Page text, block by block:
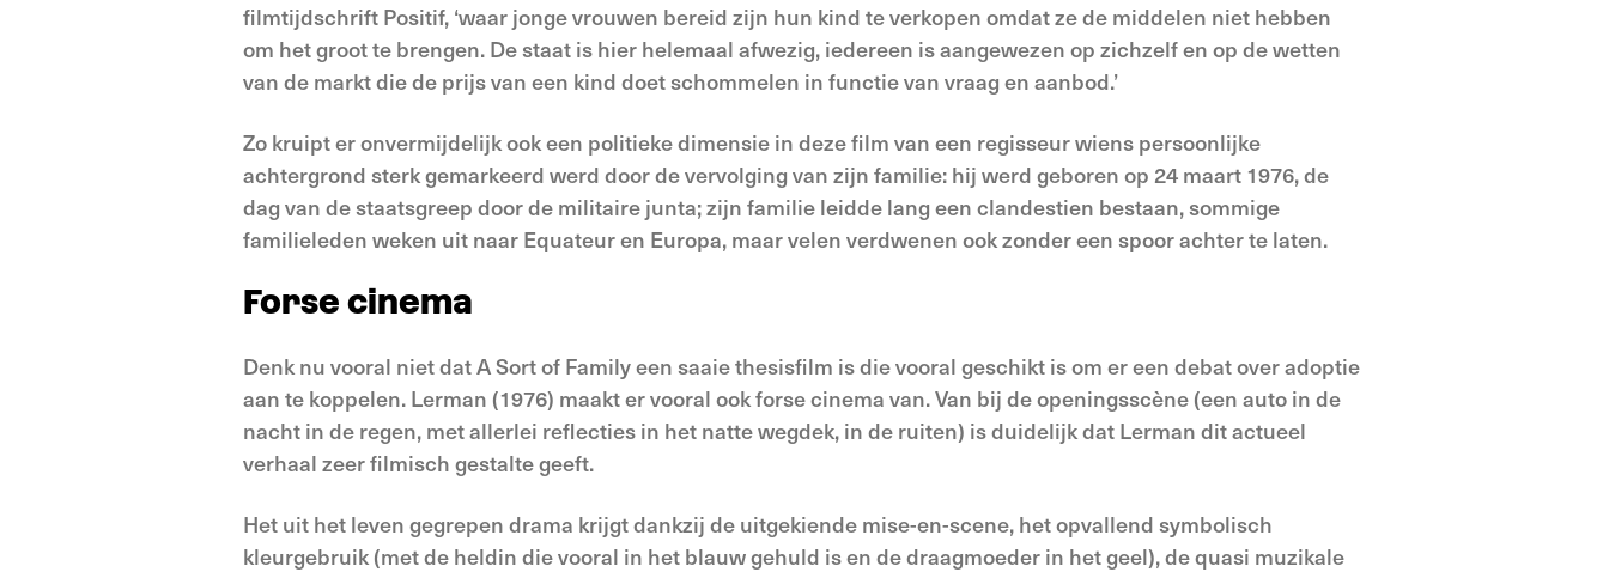
filmtijdschrift Positif, ‘waar jonge vrouwen bereid zijn hun kind te verkopen omdat ze de middelen niet hebben
om het groot te brengen. De staat is hier helemaal afwezig, iedereen is aangewezen op zichzelf en op de wetten
van de markt die de prijs van een kind doet schommelen in functie van vraag en aanbod.’
Zo kruipt er onvermijdelijk ook een politieke dimensie in deze film van een regisseur wiens persoonlijke
achtergrond sterk gemarkeerd werd door de vervolging van zijn familie: hij werd geboren op 24 maart 1976, de
dag van de staatsgreep door de militaire junta; zijn familie leidde lang een clandestien bestaan, sommige
familieleden weken uit naar Equateur en Europa, maar velen verdwenen ook zonder een spoor achter te laten.
Forse cinema
Denk nu vooral niet dat A Sort of Family een saaie thesisfilm is die vooral geschikt is om er een debat over adoptie
aan te koppelen. Lerman (1976) maakt er vooral ook forse cinema van. Van bij de openingsscène (een auto in de
nacht in de regen, met allerlei reflecties in het natte wegdek, in de ruiten) is duidelijk dat Lerman dit actueel
verhaal zeer filmisch gestalte geeft.
Het uit het leven gegrepen drama krijgt dankzij de uitgekiende mise-en-scene, het opvallend symbolisch
kleurgebruik (met de heldin die vooral in het blauw gehuld is en de draagmoeder in het geel), de quasi muzikale